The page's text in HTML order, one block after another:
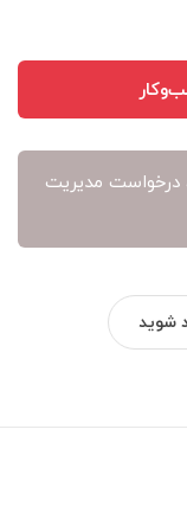
درخواست مدیریت
شوید